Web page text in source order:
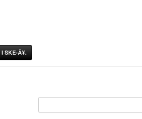
I SKE-Ã¥.